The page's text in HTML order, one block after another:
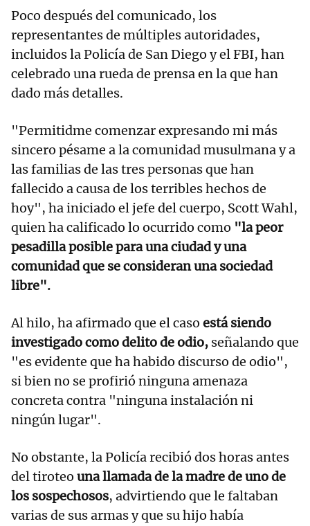
Poco después del comunicado, los
representantes de múltiples autoridades,
incluidos la Policía de San Diego y el FBI, han
celebrado una rueda de prensa en la que han
dado más detalles.
"Permitidme comenzar expresando mi más
sincero pésame a la comunidad musulmana y a
las familias de las tres personas que han
fallecido a causa de los terribles hechos de
hoy", ha iniciado el jefe del cuerpo, Scott Wahl,
quien ha calificado lo ocurrido como "la peor
pesadilla posible para una ciudad y una
comunidad que se consideran una sociedad
libre".
Al hilo, ha afirmado que el caso está siendo
investigado como delito de odio, señalando que
"es evidente que ha habido discurso de odio",
si bien no se profirió ninguna amenaza
concreta contra "ninguna instalación ni
ningún lugar".
No obstante, la Policía recibió dos horas antes
del tiroteo una llamada de la madre de uno de
los sospechosos, advirtiendo que le faltaban
varias de sus armas y que su hijo había